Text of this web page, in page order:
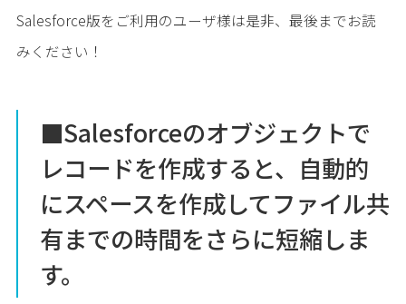
Salesforce版をご利用のユーザ様は是非、最後までお読
みください！
■Salesforceのオブジェクトで
レコードを作成すると、自動的
にスペースを作成してファイル共
有までの時間をさらに短縮しま
す。